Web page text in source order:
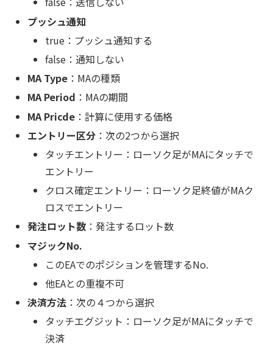
プッシュ通知
true：プッシュ通知する
false：通知しない
MA Type ：MAの種類
MA Period ：MAの期間
MA Pricde ：計算に使用する価格
エントリー区分 ：次の2つから選択
タッチエントリー：ローソク足がMAにタッチで
エントリー
クロス確定エントリー：ローソク足終値がMAク
ロスでエントリー
発注ロット数 ：発注するロット数
マジックNo.
このEAでのポジションを管理するNo.
他EAとの重複不可
決済方法 ：次の４つから選択
タッチエグジット：ローソク足がMAにタッチで
決済